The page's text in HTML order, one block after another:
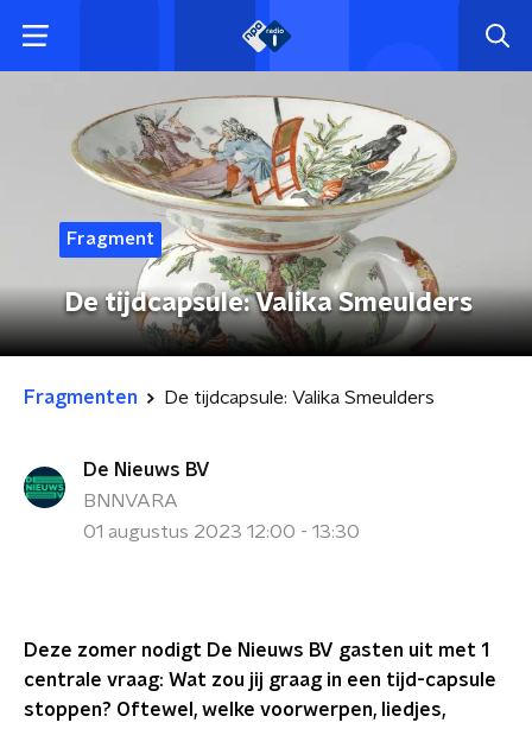
Fragment
De tijdcapsule: Valika Smeulders
Fragmenten De tijdcapsule: Valika Smeulders
De Nieuws BV
BNNVARA
01 augustus 2023 12:00 - 13:30
Deze zomer nodigt De Nieuws BV gasten uit met 1
centrale vraag: Wat zou jij graag in een tijd-capsule
stoppen? Oftewel, welke voorwerpen, liedjes,